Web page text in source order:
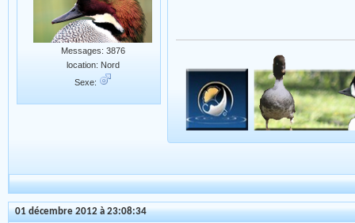
Messages: 3876
location: Nord
Sexe:
01 décembre 2012 à 23:08:34